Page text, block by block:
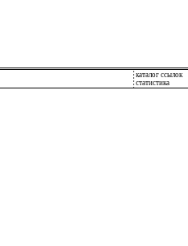
каталог ссылок
статистика